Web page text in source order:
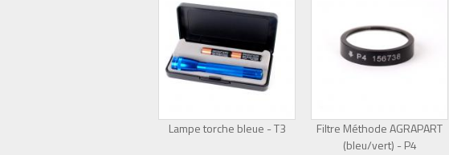
Lampe torche bleue - T3
Épuisé
Filtre Méthode AGRAPART
(bleu/vert) - P4